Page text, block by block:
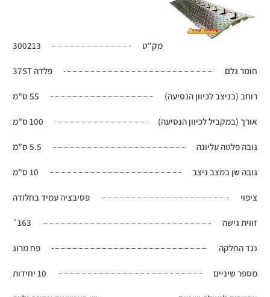
מק"ט 300213
חומר גלם פלדה 37ST
רוחב (בניצב לכיוון הנסיעה) 55 ס"מ
אורך (במקביל לכיוון הנסיעה) 100 ס"מ
גובה פלטה עליונה 5.5 ס"מ
גובה שן במצב ניצב 10 ס"מ
ציפוי פסיבציה עמיד בחלודה
זווית גישה 163˚
נגד החלקה פח מרוג
מספר שיניים 10 יחידות